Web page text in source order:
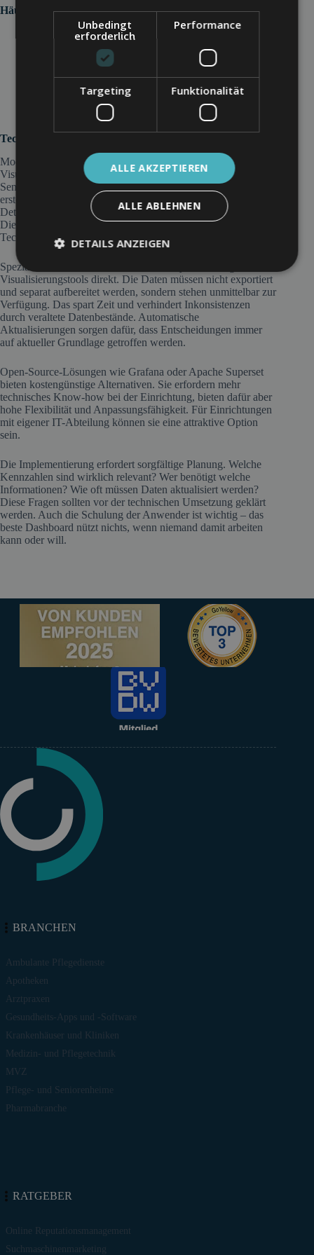
Häufige Fehler vermeiden
Falsche Skalierung:Verzerrte Y-Achsen, die
Schwankungen existieren
Zu viele Datenpunkte:
Überfrachtete Grafiken, in
denen einzelne Informationen untergehen
Technische Umsetzung und Werkzeuge
Moderne Business-Intelligence-Software bietet umfangreiche
Visualisierungsmöglichkeiten. Tableau, Power BI oder Qlik
Sense verbinden sich mit verschiedenen Datenquellen und
erstellen interaktive Dashboards. Nutzer können Filter setzen,
Details aufrufen oder verschiedene Perspektiven erkunden.
Diese Flexibilität macht Datenanalyse auch für Nicht-
Techniker zugänglich.
Spezialisierte Krankenhausinformationssysteme integrieren
Visualisierungstools direkt. Die Daten müssen nicht exportiert
und separat aufbereitet werden, sondern stehen unmittelbar zur
Verfügung. Das spart Zeit und verhindert Inkonsistenzen
durch veraltete Datenbestände. Automatische
Aktualisierungen sorgen dafür, dass Entscheidungen immer
auf aktueller Grundlage getroffen werden.
Open-Source-Lösungen wie Grafana oder Apache Superset
bieten kostengünstige Alternativen. Sie erfordern mehr
technisches Know-how bei der Einrichtung, bieten dafür aber
hohe Flexibilität und Anpassungsfähigkeit. Für Einrichtungen
mit eigener IT-Abteilung können sie eine attraktive Option
sein.
Die Implementierung erfordert sorgfältige Planung. Welche
Kennzahlen sind wirklich relevant? Wer benötigt welche
Informationen? Wie oft müssen Daten aktualisiert werden?
Diese Fragen sollten vor der technischen Umsetzung geklärt
werden. Auch die Schulung der Anwender ist wichtig – das
beste Dashboard nützt nichts, wenn niemand damit arbeiten
kann oder will.
BRANCHEN
Ambulante Pflegedienste
Apotheken
Arztpraxen
Gesundheits-Apps und -Software
Krankenhäuser und Kliniken
Medizin- und Pflegetechnik
MVZ
Pflege- und Seniorenheime
Pharmabranche
RATGEBER
Online Reputationsmanagement
Suchmaschinenmarketing
Unbedingt
erforderlich
Performance
Targeting Funktionalität
ALLE AKZEPTIEREN
ALLE ABLEHNEN
DETAILS ANZEIGEN